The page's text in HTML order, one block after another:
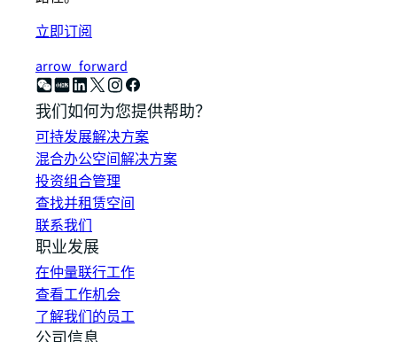
立即订阅
arrow_forward
我们如何为您提供帮助？
可持发展解决方案
混合办公空间解决方案
投资组合管理
查找并租赁空间
联系我们
职业发展
在仲量联行工作
查看工作机会
了解我们的员工